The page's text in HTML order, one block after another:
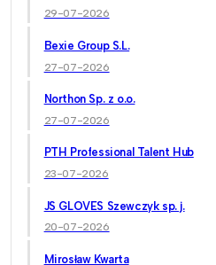
29-07-2026
Bexie Group S.L.
27-07-2026
Northon Sp. z o.o.
27-07-2026
PTH Professional Talent Hub
23-07-2026
JS GLOVES Szewczyk sp. j.
20-07-2026
Mirosław Kwarta